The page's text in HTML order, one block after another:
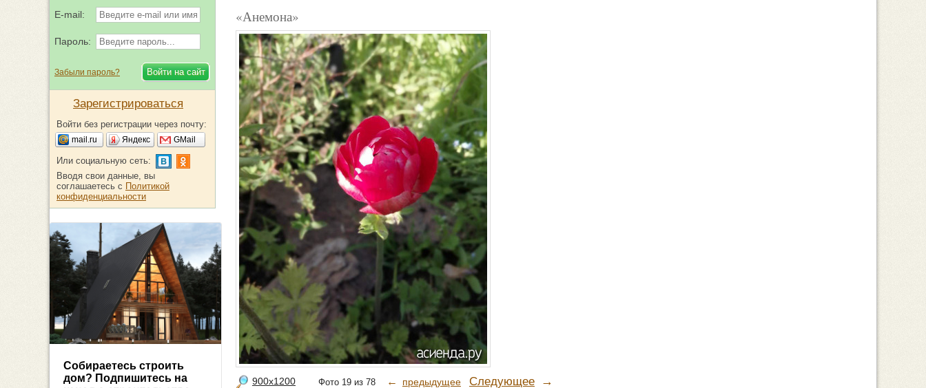
«Анемона»
900x1200 Фото 19 из 78 ← предыдущее Следующее →
E-mail:
Пароль:
Забыли пароль?
Зарегистрироваться
Войти без регистрации через почту:
mail.ru Яндекс GMail
Или социальную сеть:
Вводя свои данные, вы
соглашаетесь с Политикой
конфиденциальности
Собираетесь строить
дом? Подпишитесь на